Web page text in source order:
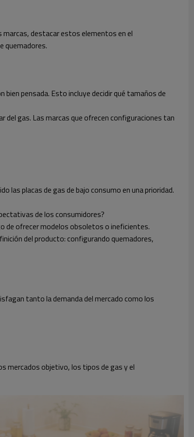
marcas, destacar estos elementos en el
quemadores.
pensada. Esto incluye decidir qué tamaños de
del gas. Las marcas que ofrecen configuraciones tan
las placas de gas de bajo consumo en una prioridad.
de los consumidores?
de ofrecer modelos obsoletos o ineficientes.
del producto: configurando quemadores,
tanto la demanda del mercado como los
mercados objetivo, los tipos de gas y el